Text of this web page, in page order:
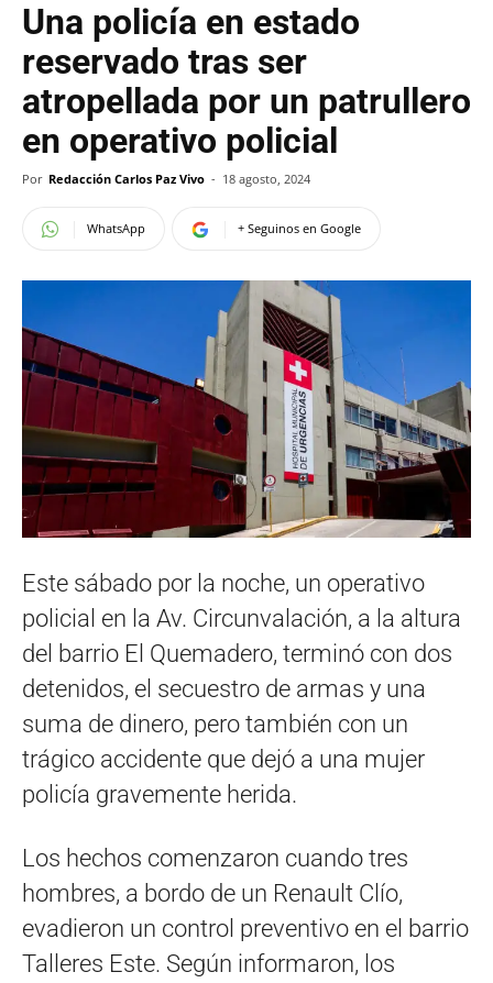
Una policía en estado
reservado tras ser
atropellada por un patrullero
en operativo policial
Por Redacción Carlos Paz Vivo - 18 agosto, 2024
WhatsApp + Seguinos en Google
Este sábado por la noche, un operativo
policial en la Av. Circunvalación, a la altura
del barrio El Quemadero, terminó con dos
detenidos, el secuestro de armas y una
suma de dinero, pero también con un
trágico accidente que dejó a una mujer
policía gravemente herida.
Los hechos comenzaron cuando tres
hombres, a bordo de un Renault Clío,
evadieron un control preventivo en el barrio
Talleres Este. Según informaron, los